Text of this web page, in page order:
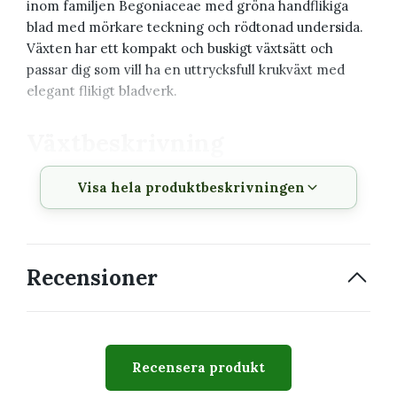
inom familjen Begoniaceae med gröna handflikiga
blad med mörkare teckning och rödtonad undersida.
Växten har ett kompakt och buskigt växtsätt och
passar dig som vill ha en uttrycksfull krukväxt med
elegant flikigt bladverk.
Vetenskapligt
namn
Begonia 'Cleopatra'
Krukstorlek
Kompakt och buskigt
Svårighetsgrad Medel
Visa hela produktbeskrivningen
Recensioner
Recensera produkt